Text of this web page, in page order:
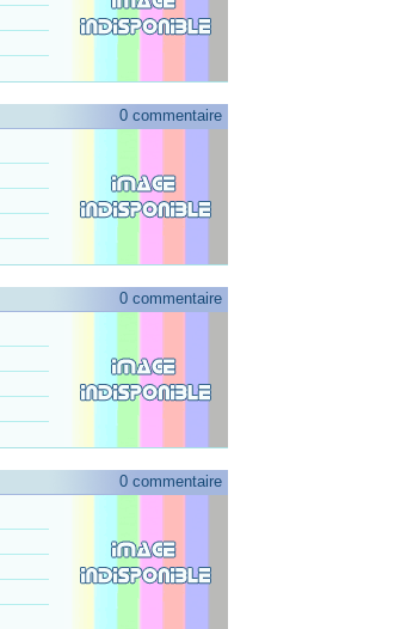
0 commentaire
0 commentaire
0 commentaire